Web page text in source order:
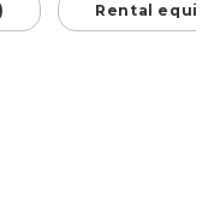
Rental